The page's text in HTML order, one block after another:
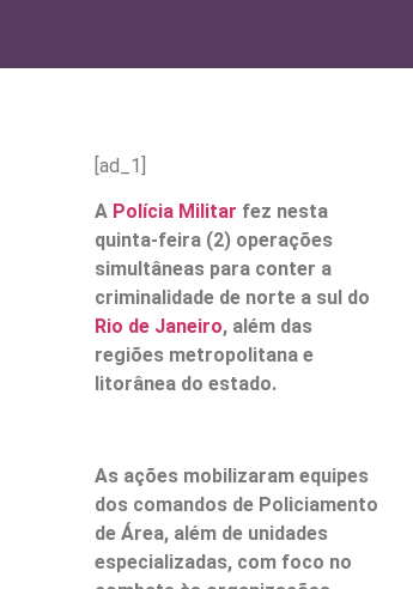
[ad_1]
A Polícia Militar fez nesta
quinta-feira (2) operações
simultâneas para conter a
criminalidade de norte a sul do
Rio de Janeiro, além das
regiões metropolitana e
litorânea do estado.
As ações mobilizaram equipes
dos comandos de Policiamento
de Área, além de unidades
especializadas, com foco no